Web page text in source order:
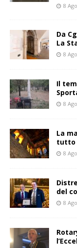
8
Da
La
8
Il
8
La
tutto
8
del
8